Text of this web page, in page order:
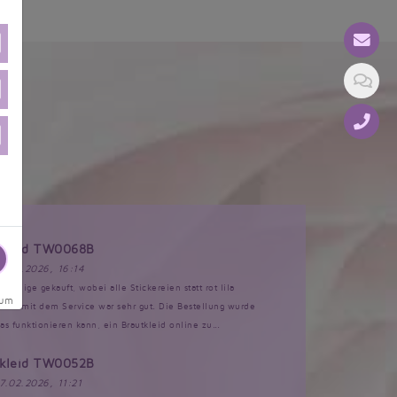
TW0068B
16:14
Anzeige gekauft, wobei alle Stickereien statt rot lila
mit dem Service war sehr gut. Die Bestellung wurde
funktionieren kann, ein Brautkleid online zu...
TW0052B
11:21